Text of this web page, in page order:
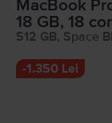
MacBook
18 GB, 18
512 GB, Space
-1.350 Lei